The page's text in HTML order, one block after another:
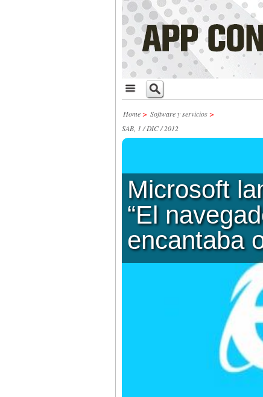
Home> Software y servicios>
SAB, 1 / DIC / 2012
Microsoft
“El
encantaba